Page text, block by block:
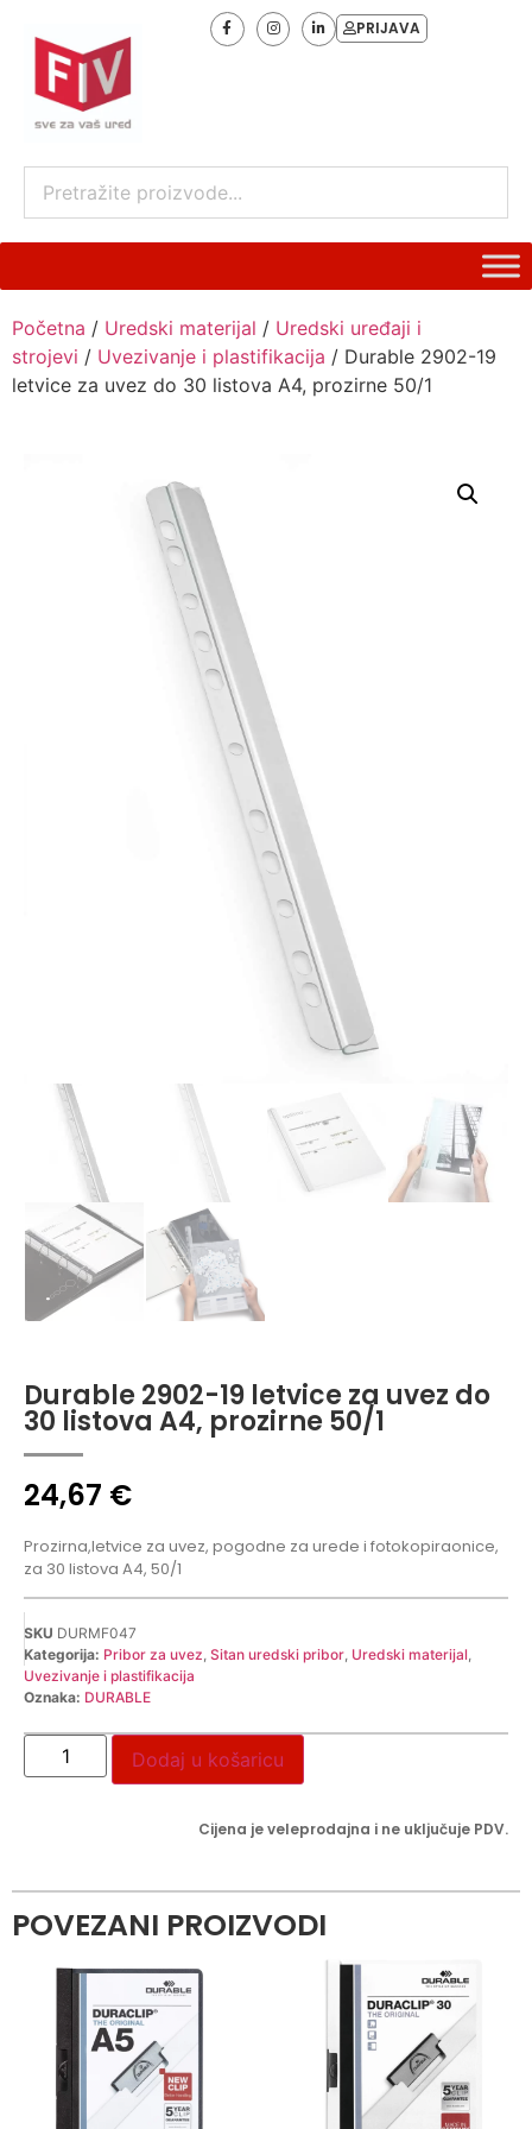
PRIJAVA
Početna / Uredski materijal / Uredski uređaji i
strojevi / Uvezivanje i plastifikacija / Durable 2902-19
letvice za uvez do 30 listova A4, prozirne 50/1
Durable 2902-19 letvice za uvez do
30 listova A4, prozirne 50/1
24,67 €
Prozirna,letvice za uvez, pogodne za urede i fotokopiraonice,
za 30 listova A4, 50/1
SKU DURMF047
Kategorija: Pribor za uvez, Sitan uredski pribor, Uredski materijal,
Uvezivanje i plastifikacija
Oznaka: DURABLE
Dodaj u košaricu
Cijena je veleprodajna i ne uključuje PDV.
POVEZANI PROIZVODI